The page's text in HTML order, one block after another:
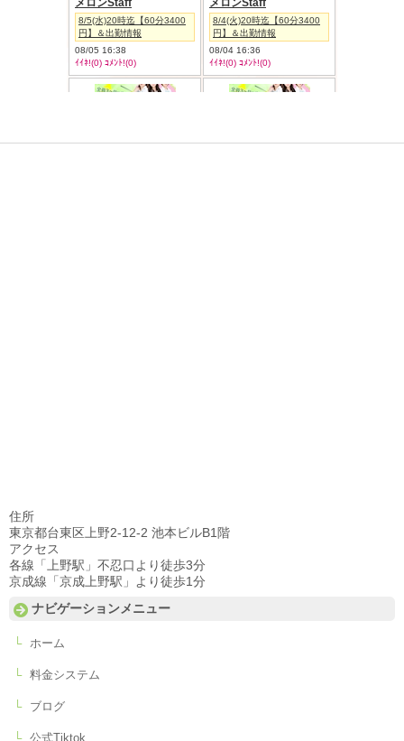
住所
東京都台東区上野2-12-2 池本ビルB1階
アクセス
各線「上野駅」不忍口より徒歩3分
京成線「京成上野駅」より徒歩1分
ナビゲーションメニュー
ホーム
料金システム
ブログ